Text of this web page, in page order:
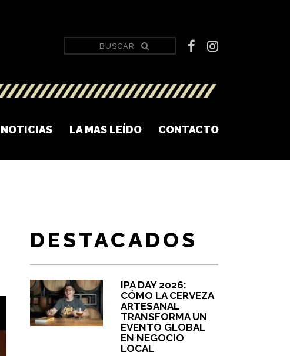
NOTICIAS LA MAS LEÍDO CONTACTO
DESTACADOS
IPA DAY 2026:
CÓMO LA CERVEZA
ARTESANAL
TRANSFORMA UN
EVENTO GLOBAL
EN NEGOCIO
LOCAL